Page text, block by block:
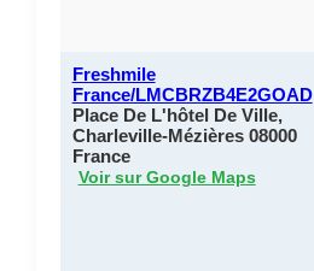
Freshmile
France/LMCBRZB4E2GOAD
Place De L'hôtel De Ville,
Charleville-Mézières 08000
France
Voir sur Google Maps